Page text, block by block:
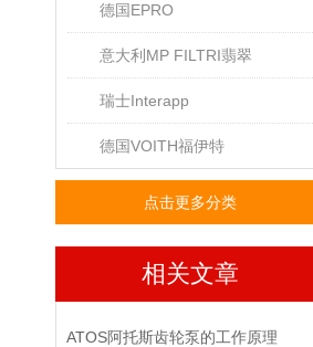
德国EPRO
意大利MP FILTRI翡翠
瑞士Interapp
德国VOITH福伊特
点击更多分类
相关文章
ATOS阿托斯齿轮泵的工作原理